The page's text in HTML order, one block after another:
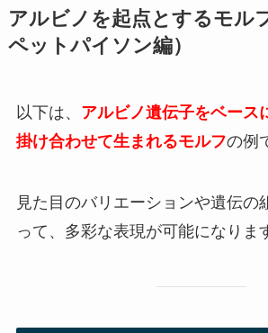
アルビノを起点とするモル
ペットパイソン編）
以下は、 アルビノ遺伝子をベース
掛け合わせて生まれるモルフの例
見た目のバリエーションや遺伝の
って、多彩な表現が可能になりま